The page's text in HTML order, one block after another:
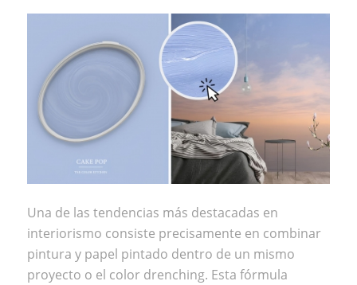
Una de las tendencias más destacadas en
interiorismo consiste precisamente en combinar
pintura y papel pintado dentro de un mismo
proyecto o el color drenching. Esta fórmula